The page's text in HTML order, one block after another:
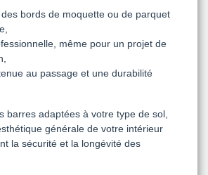
bords de moquette ou de parquet
même pour un projet de
au passage et une durabilité
barres adaptées à votre type de sol,
générale de votre intérieur
la sécurité et la longévité des